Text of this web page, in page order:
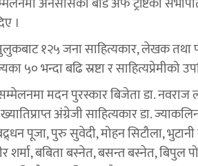
।
मुलुकबाट १२५ जना साहित्यकार, लेखक
५० भन्दा बढि स्रष्टा र साहित्यप्रेमीको
मदन पुरस्कार बिजेता डा. नवराज
अंग्रेजी साहित्यकार डा.
पूजा, पुरु सुवेदी, मोहन सिटौला,
बबिता बस्नेत, बसन्त बस्नेत, बिपुल